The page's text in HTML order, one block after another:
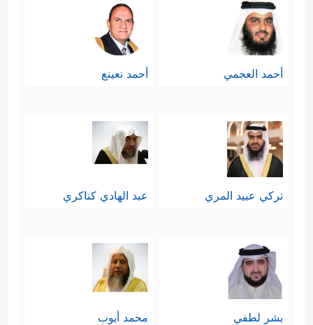
أحمد العجمي أحمد نعينع
تركي عبيد المري عبد الهادي كناكري
بشر لطفي محمد أيوب